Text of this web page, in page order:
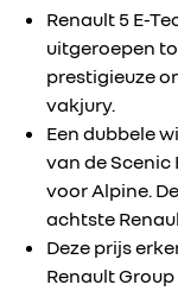
Renault 5 E-
uitgeroepen
prestigieuze
vakjury.
Een dubbele
van de Scenic
voor Alpine.
achtste
Deze prijs
Renault